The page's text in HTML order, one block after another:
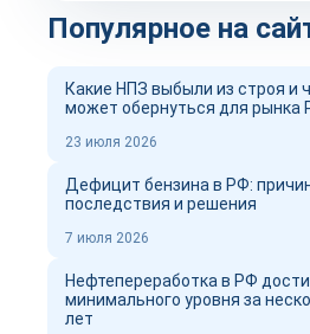
Популярное на
Какие НПЗ выбыли из строя и
может обернуться для рынка
23 июля 2026
Дефицит бензина в РФ:
последствия и решения
7 июля 2026
Нефтепереработка в РФ
минимального уровня за
лет